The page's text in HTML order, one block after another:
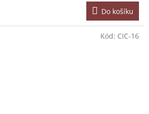
Do košíku
Kód: CIC-16